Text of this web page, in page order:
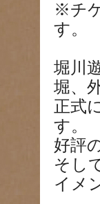
※チ
す。
堀川
堀、
正式
す。
好評
そし
イメ